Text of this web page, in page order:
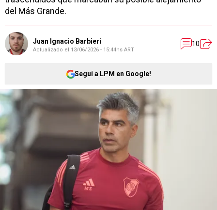
del Más Grande.
Juan Ignacio Barbieri
Actualizado el 13/06/2026 - 15:44hs ART
10
Seguí a LPM en Google!